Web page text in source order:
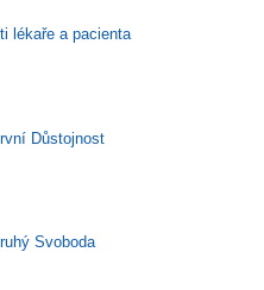
lékaře a pacienta
Důstojnost
Svoboda